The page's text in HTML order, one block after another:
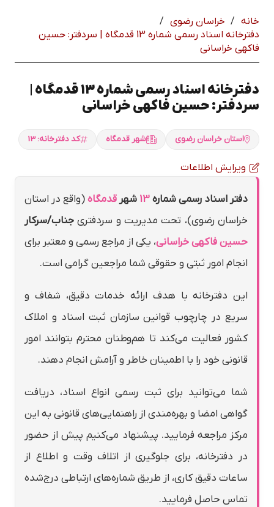
خانه / خراسان رضوي /
دفترخانه اسناد رسمی شماره 13 قدمگاه | سردفتر: حسين
فاكهي خراساني
دفترخانه اسناد رسمی شماره 13 قدمگاه |
سردفتر: حسين فاكهي خراساني
استان خراسان رضوي شهر قدمگاه کد دفترخانه: 13
ویرایش اطلاعات
دفتر اسناد رسمی شماره13 شهرقدمگاه(واقع در استان
خراسان رضوي)، تحت مدیریت و سردفتری جناب/سرکار
حسين فاكهي خراساني، یکی از مراجع رسمی و معتبر برای
انجام امور ثبتی و حقوقی شما مراجعین گرامی است.
این دفترخانه با هدف ارائه خدمات دقیق، شفاف و
سریع در چارچوب قوانین سازمان ثبت اسناد و املاک
کشور فعالیت می‌کند تا هم‌وطنان محترم بتوانند امور
قانونی خود را با اطمینان خاطر و آرامش انجام دهند.
شما می‌توانید برای ثبت رسمی انواع اسناد، دریافت
گواهی امضا و بهره‌مندی از راهنمایی‌های قانونی به این
مرکز مراجعه فرمایید. پیشنهاد می‌کنیم پیش از حضور
در دفترخانه، برای جلوگیری از اتلاف وقت و اطلاع از
ساعات دقیق کاری، از طریق شماره‌های ارتباطی درج‌شده
تماس حاصل فرمایید.